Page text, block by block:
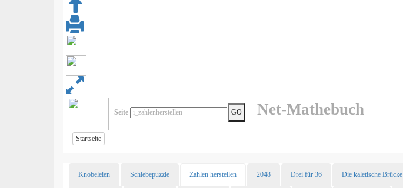
Seite GO Net-Mathebuch
Startseite
Knobeleien Schiebepuzzle Zahlen herstellen 2048 Drei für 36 Die kaletische Brücke